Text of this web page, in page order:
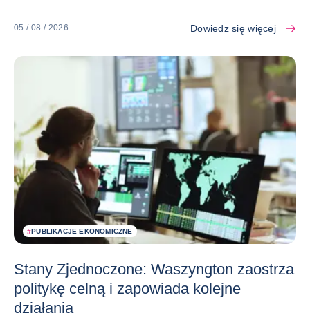
05 / 08 / 2026 Dowiedz się więcej
#PUBLIKACJE EKONOMICZNE
Stany Zjednoczone: Waszyngton zaostrza
politykę celną i zapowiada kolejne
działania